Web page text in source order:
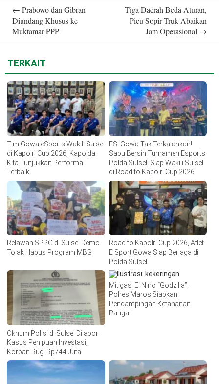
navigation
← Prabowo dan Gibran
Diundang Khusus ke
Muktamar PPP
Tiga Daerah Beda Aturan,
Picu Sopir Truk Abaikan
Jam Operasional →
TERKAIT
Tim Gowa eSports Wakili Sulsel
di Kapolri Cup 2026, Kapolda:
Kita Tunjukkan Performa
Terbaik
ESI Gowa Tak Terkalahkan!
Sapu Bersih Turnamen Esports
Polda Sulsel, Siap Wakili Sulsel
di Road to Kapolri Cup 2026
Relawan SPPG di Sulsel Demo
Tolak Hapus Program MBG
Road to Kapolri Cup 2026, Atlet
E Sport Gowa Siap Berlaga di
Polda Sulsel
Oknum Polisi di Sulsel Dilapor
Kasus Penipuan Investasi,
Korban Rugi Rp744 Juta
Mitigasi El Nino “Godzilla”,
Polres Maros Siapkan
Pendampingan Ketahanan
Pangan